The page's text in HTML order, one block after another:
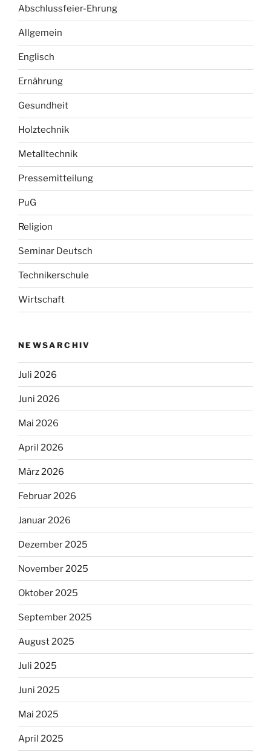
Abschlussfeier-Ehrung
Allgemein
Englisch
Ernährung
Gesundheit
Holztechnik
Metalltechnik
Pressemitteilung
PuG
Religion
Seminar Deutsch
Technikerschule
Wirtschaft
NEWSARCHIV
Juli 2026
Juni 2026
Mai 2026
April 2026
März 2026
Februar 2026
Januar 2026
Dezember 2025
November 2025
Oktober 2025
September 2025
August 2025
Juli 2025
Juni 2025
Mai 2025
April 2025